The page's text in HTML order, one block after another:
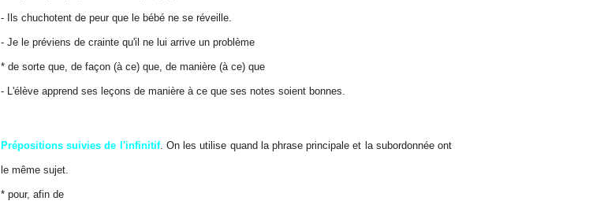
- Ils chuchotent de peur que le bébé ne se réveille.
- Je le préviens de crainte qu'il ne lui arrive un problème
* de sorte que, de façon (à ce) que, de manière (à ce) que
- L'élève apprend ses leçons de manière à ce que ses notes soient bonnes.
Prépositions suivies de l'infinitif. On les utilise quand la phrase principale et la subordonnée ont
le même sujet.
* pour, afin de